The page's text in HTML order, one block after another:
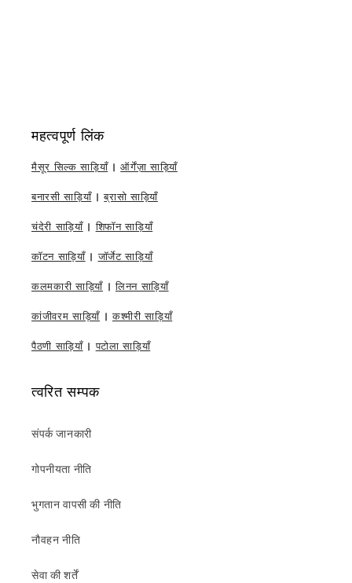
महत्वपूर्ण लिंक
मैसूर सिल्क साड़ियाँ|ऑर्गेंज़ा साड़ियाँ
बनारसी साड़ियाँ|ब्रासो साड़ियाँ
चंदेरी साड़ियाँ|शिफॉन साड़ियाँ
कॉटन साड़ियाँ|जॉर्जेट साड़ियाँ
कलमकारी साड़ियाँ|लिनन साड़ियाँ
कांजीवरम साड़ियाँ|कश्मीरी साड़ियाँ
पैठणी साड़ियाँ|पटोला साड़ियाँ
त्वरित सम्पक
संपर्क जानकारी
गोपनीयता नीति
भुगतान वापसी की नीति
नौवहन नीति
सेवा की शर्तें